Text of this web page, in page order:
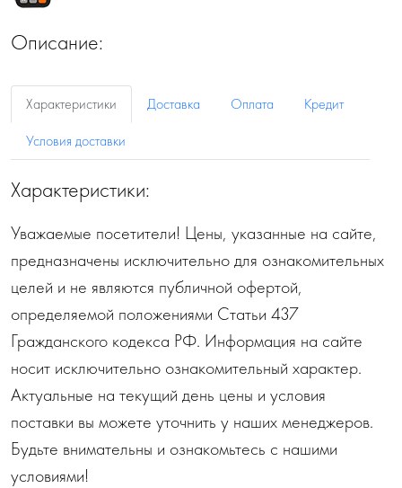
Описание:
Характеристики Доставка Оплата
Кредит
Условия доставки
Характеристики:
Уважаемые посетители! Цены, указанные на сайте,
предназначены исключительно для ознакомительных
целей и не являются публичной офертой,
определяемой положениями Статьи 437
Гражданского кодекса РФ. Информация на сайте
носит исключительно ознакомительный характер.
Актуальные на текущий день цены и условия
поставки вы можете уточнить у наших менеджеров.
Будьте внимательны и ознакомьтесь с нашими
условиями!